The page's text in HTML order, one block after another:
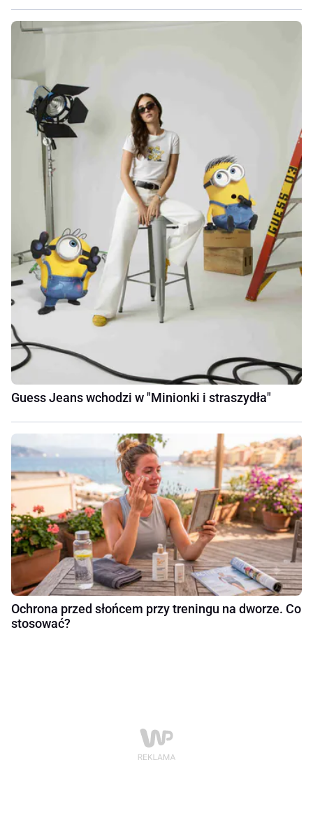
Guess Jeans wchodzi w "Minionki i straszydła"
Ochrona przed słońcem przy treningu na dworze. Co
stosować?